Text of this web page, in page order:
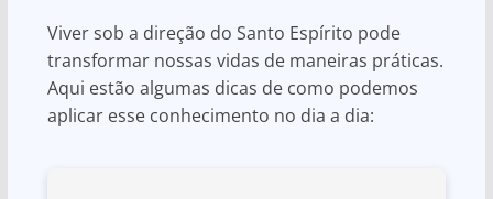
Viver sob a direção do Santo Espírito pode
transformar nossas vidas de maneiras práticas.
Aqui estão algumas dicas de como podemos
aplicar esse conhecimento no dia a dia: